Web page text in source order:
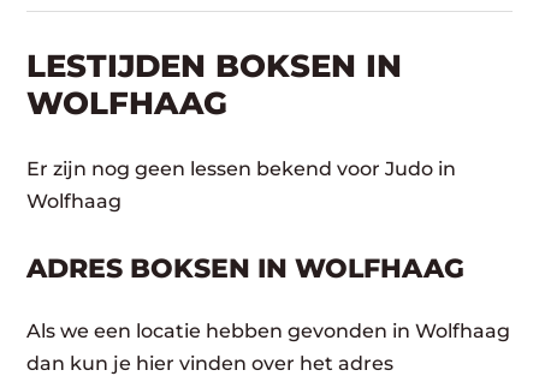
LESTIJDEN BOKSEN IN
WOLFHAAG
Er zijn nog geen lessen bekend voor Judo in
Wolfhaag
ADRES BOKSEN IN WOLFHAAG
Als we een locatie hebben gevonden in Wolfhaag
dan kun je hier vinden over het adres